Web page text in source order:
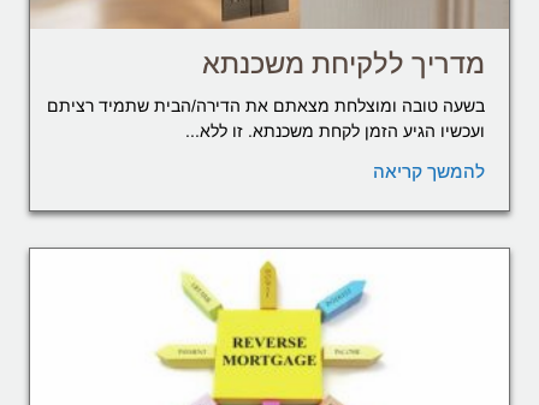
מדריך ללקיחת משכנתא
בשעה טובה ומוצלחת מצאתם את הדירה/הבית שתמיד רציתם
ועכשיו הגיע הזמן לקחת משכנתא. זו ללא...
להמשך קריאה